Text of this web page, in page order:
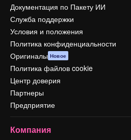
Документация по Пакету ИИ
Служба поддержки
Условия и положения
Политика конфиденциальности
Оригиналы Новое
Политика файлов cookie
Центр доверия
Партнеры
Предприятие
Компания